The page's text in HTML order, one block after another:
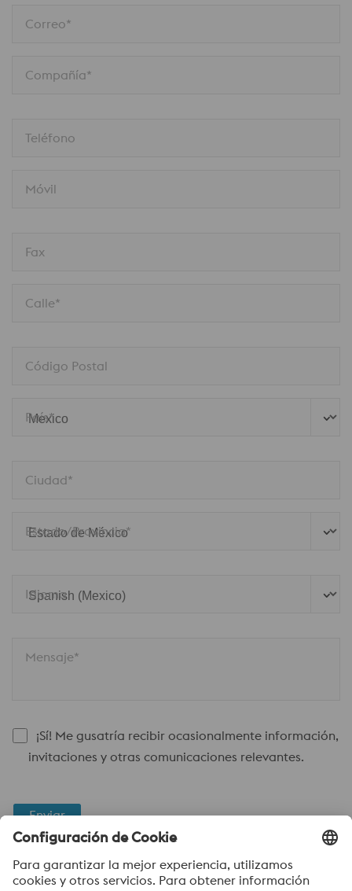
Correo*
Compañía*
Teléfono
Móvil
Fax
Calle*
Código Postal
País*
Ciudad*
Estado/Provincia*
Idioma
Mensaje*
¡Sí! Me gusatría recibir ocasionalmente información,
invitaciones y otras comunicaciones relevantes.
Enviar
Verificación Anti-Robot
Haga clic para iniciar la verificación
FriendlyCaptcha ⇗